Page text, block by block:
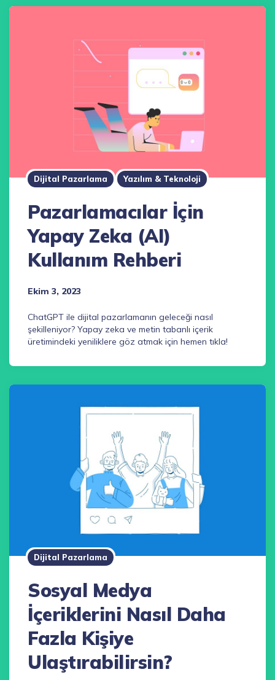
Dijital Pazarlama Yazılım & Teknoloji
Pazarlamacılar İçin
Yapay Zeka (AI)
Kullanım Rehberi
Ekim 3, 2023
ChatGPT ile dijital pazarlamanın geleceği nasıl
şekilleniyor? Yapay zeka ve metin tabanlı içerik
üretimindeki yeniliklere göz atmak için hemen tıkla!
Dijital Pazarlama
Sosyal Medya
İçeriklerini Nasıl Daha
Fazla Kişiye
Ulaştırabilirsin?